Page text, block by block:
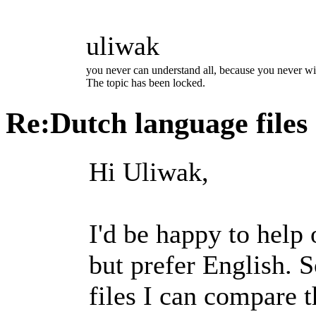
uliwak
you never can understand all, because you never
The topic has been locked.
Re:Dutch language files
Hi Uliwak,
I'd be happy to help
but prefer English.
files I can compare